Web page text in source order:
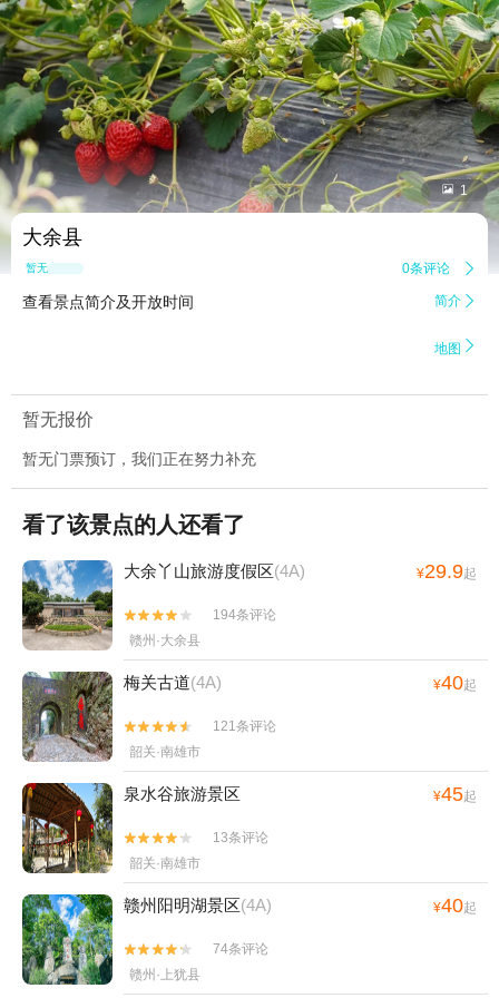
 1
大余县
暂无点评 0条评论 
查看景点简介及开放时间 简介 
地图 
暂无报价
暂无门票预订，我们正在努力补充
看了该景点的人还看了
大余丫山旅游度假区(4A) ¥29.9起


194条评论
赣州·大余县
梅关古道(4A) ¥40起


121条评论
韶关·南雄市
泉水谷旅游景区 ¥45起


13条评论
韶关·南雄市
赣州阳明湖景区(4A) ¥40起


74条评论
赣州·上犹县
